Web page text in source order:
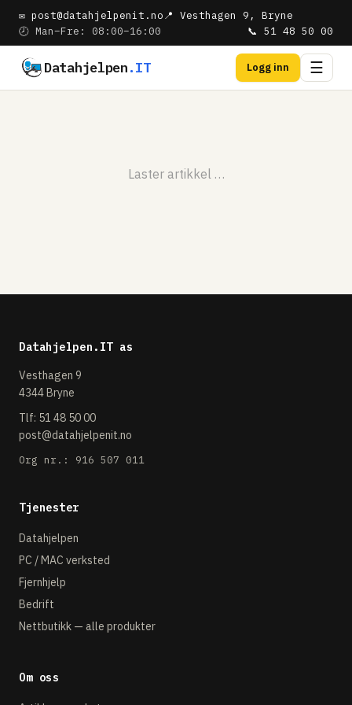
✉ post@datahjelpenit.no 📍 Vesthagen 9, Bryne
🕗 Man–Fre: 08:00–16:00
📞 51 48 50 00
Datahjelpen.IT Logg inn ☰
Laster artikkel …
Datahjelpen.IT as
Vesthagen 9
4344 Bryne
Tlf: 51 48 50 00
post@datahjelpenit.no
Org nr.: 916 507 011
Tjenester
Datahjelpen
PC / MAC verksted
Fjernhjelp
Bedrift
Nettbutikk — alle produkter
Om oss